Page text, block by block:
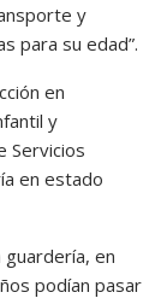
y
para su edad”.
en
y
Servicios
en estado
en
podían pasar